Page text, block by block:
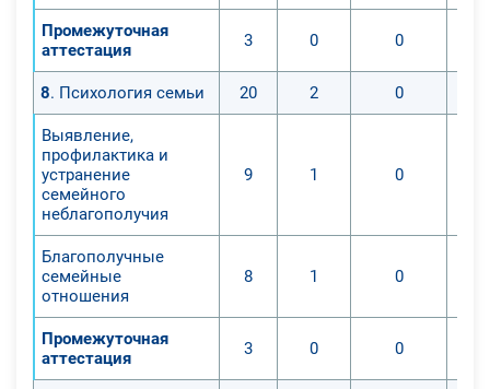
Промежуточная
аттестация
3 0 0
8. Психология семьи 20 2 0
Выявление,
профилактика и
устранение
семейного
неблагополучия
9 1 0
Благополучные
семейные
отношения
8 1 0
Промежуточная
аттестация
3 0 0